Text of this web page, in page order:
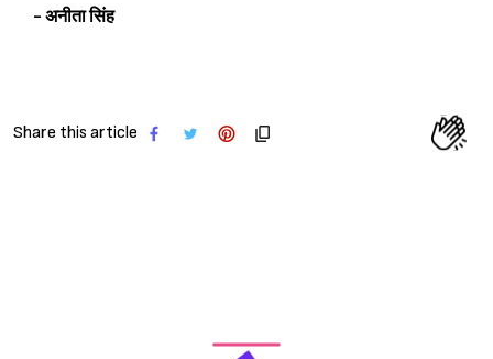
- अनीता सिंह
Share this article